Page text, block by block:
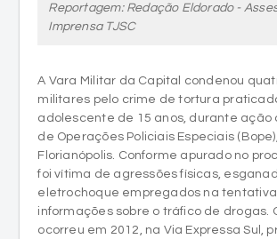
Reportagem: Redação Eldorado -
Imprensa TJSC
A Vara Militar da Capital condenou
militares pelo crime de tortura
adolescente de 15 anos, durante ação
de Operações Policiais Especiais
Florianópolis. Conforme apurado no
foi vítima de agressões físicas,
eletrochoque empregados na
informações sobre o tráfico de drogas.
ocorreu em 2012, na Via Expressa Sul,